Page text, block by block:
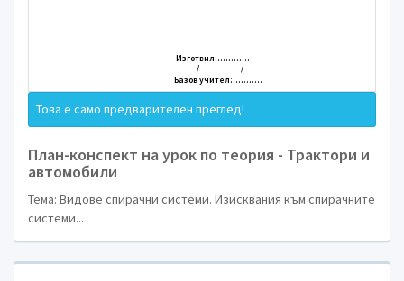
ПЛАН –
На урок по теория –
Това е само предварителен преглед!
План-конспект на урок по теория - Трактори и
автомобили
Тема: Видове спирачни системи. Изисквания към спирачните
системи...